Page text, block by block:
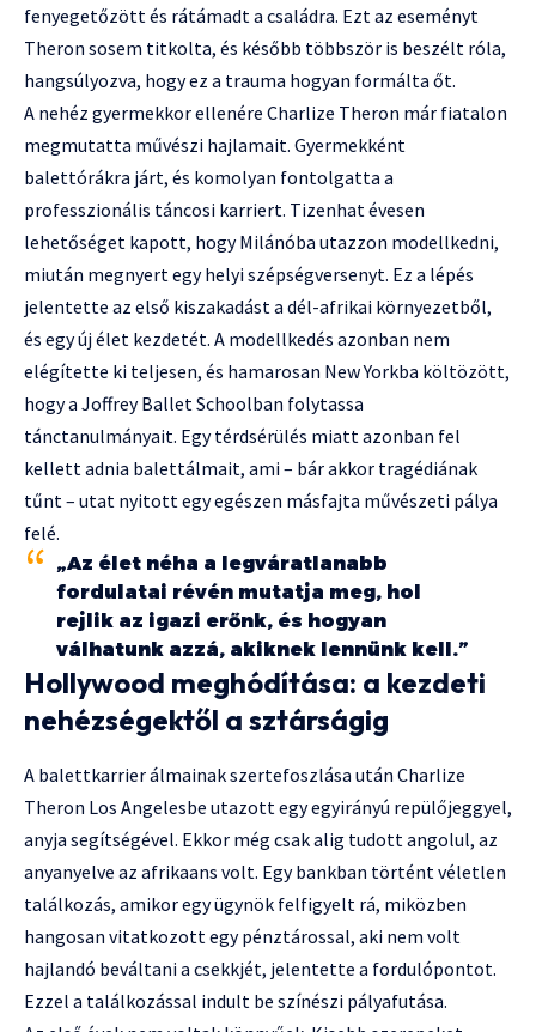
fenyegetőzött és rátámadt a családra. Ezt az eseményt
Theron sosem titkolta, és később többször is beszélt róla,
hangsúlyozva, hogy ez a trauma hogyan formálta őt.
A nehéz gyermekkor ellenére Charlize Theron már fiatalon
megmutatta művészi hajlamait. Gyermekként
balettórákra járt, és komolyan fontolgatta a
professzionális táncosi karriert. Tizenhat évesen
lehetőséget kapott, hogy Milánóba utazzon modellkedni,
miután megnyert egy helyi szépségversenyt. Ez a lépés
jelentette az első kiszakadást a dél-afrikai környezetből,
és egy új élet kezdetét. A modellkedés azonban nem
elégítette ki teljesen, és hamarosan New Yorkba költözött,
hogy a Joffrey Ballet Schoolban folytassa
tánctanulmányait. Egy térdsérülés miatt azonban fel
kellett adnia balettálmait, ami – bár akkor tragédiának
tűnt – utat nyitott egy egészen másfajta művészeti pálya
felé.
„Az élet néha a legváratlanabb
fordulatai révén mutatja meg, hol
rejlik az igazi erőnk, és hogyan
válhatunk azzá, akiknek lennünk kell.”
Hollywood meghódítása: a kezdeti
nehézségektől a sztárságig
A balettkarrier álmainak szertefoszlása után Charlize
Theron Los Angelesbe utazott egy egyirányú repülőjeggyel,
anyja segítségével. Ekkor még csak alig tudott angolul, az
anyanyelve az afrikaans volt. Egy bankban történt véletlen
találkozás, amikor egy ügynök felfigyelt rá, miközben
hangosan vitatkozott egy pénztárossal, aki nem volt
hajlandó beváltani a csekkjét, jelentette a fordulópontot.
Ezzel a találkozással indult be színészi pályafutása.